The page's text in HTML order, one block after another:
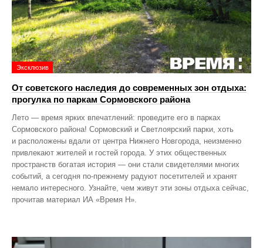
Эксклюзив
От советского наследия до современных зон отдыха:
прогулка по паркам Сормовского района
Лето — время ярких впечатлений: проведите его в парках
Сормовского района! Сормовский и Светлоярский парки, хоть
и расположены вдали от центра Нижнего Новгорода, неизменно
привлекают жителей и гостей города. У этих общественных
пространств богатая история — они стали свидетелями многих
событий, а сегодня по‑прежнему радуют посетителей и хранят
немало интересного. Узнайте, чем живут эти зоны отдыха сейчас,
прочитав материал ИА «Время Н».